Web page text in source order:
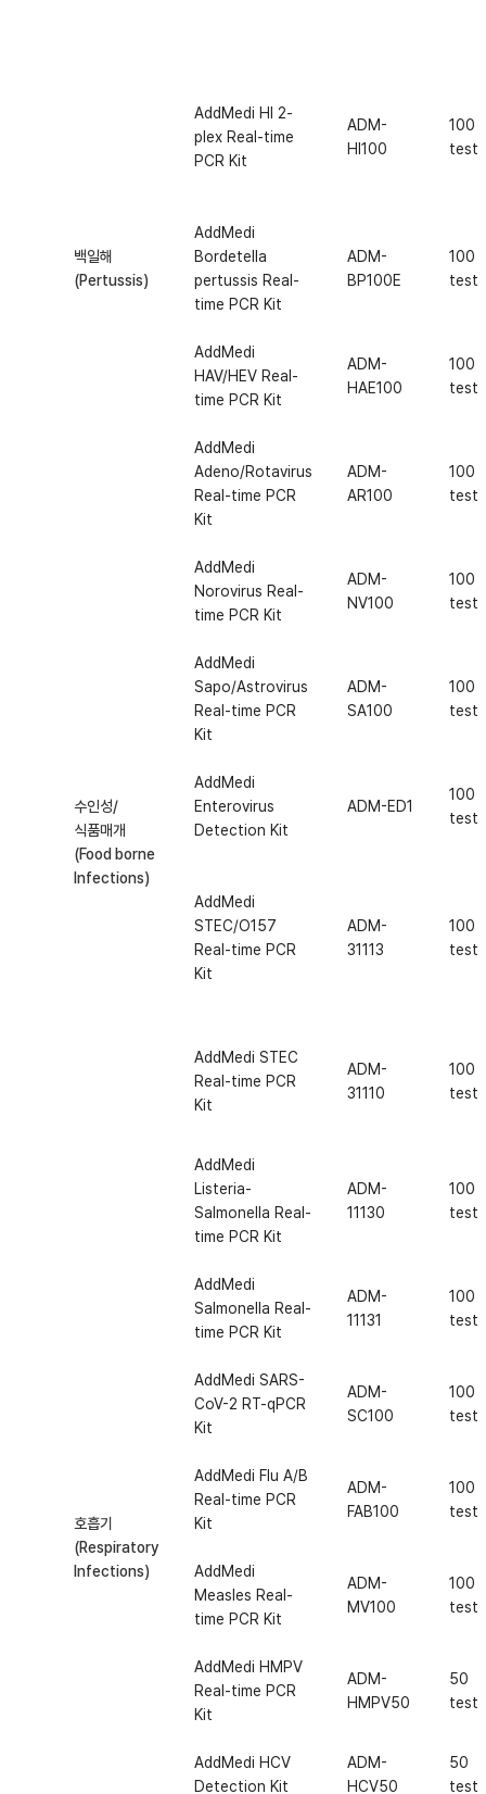
AddMedi HI 2-
plex Real-time
PCR Kit
ADM-
HI100
100
tests
백일해
(Pertussis)
AddMedi
Bordetella
pertussis Real-
time PCR Kit
ADM-
BP100E
100
tests
수인성/
식품매개
(Food borne
Infections)
AddMedi
HAV/HEV Real-
time PCR Kit
ADM-
HAE100
100
tests
AddMedi
Adeno/Rotavirus
Real-time PCR
Kit
ADM-
AR100
100
tests
AddMedi
Norovirus Real-
time PCR Kit
ADM-
NV100
100
tests
AddMedi
Sapo/Astrovirus
Real-time PCR
Kit
ADM-
SA100
100
tests
AddMedi
Enterovirus
Detection Kit
ADM-ED1
100
tests
AddMedi
STEC/O157
Real-time PCR
Kit
ADM-
31113
100
tests
AddMedi STEC
Real-time PCR
Kit
ADM-
31110
100
tests
AddMedi
Listeria-
Salmonella Real-
time PCR Kit
ADM-
11130
100
tests
AddMedi
Salmonella Real-
time PCR Kit
ADM-
11131
100
tests
호흡기
(Respiratory
Infections)
AddMedi SARS-
CoV-2 RT-qPCR
Kit
ADM-
SC100
100
tests
AddMedi Flu A/B
Real-time PCR
Kit
ADM-
FAB100
100
tests
AddMedi
Measles Real-
time PCR Kit
ADM-
MV100
100
tests
AddMedi HMPV
Real-time PCR
Kit
ADM-
HMPV50
50
tests
AddMedi HCV
Detection Kit
ADM-
HCV50
50
tests